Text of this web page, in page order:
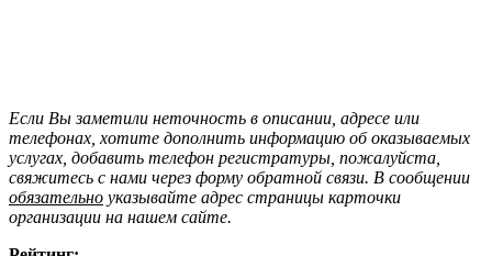
Если Вы заметили неточность в описании, адресе или
телефонах, хотите дополнить информацию об оказываемых
услугах, добавить телефон регистратуры, пожалуйста,
свяжитесь с нами через форму обратной связи. В сообщении
обязательно указывайте адрес страницы карточки
организации на нашем сайте.